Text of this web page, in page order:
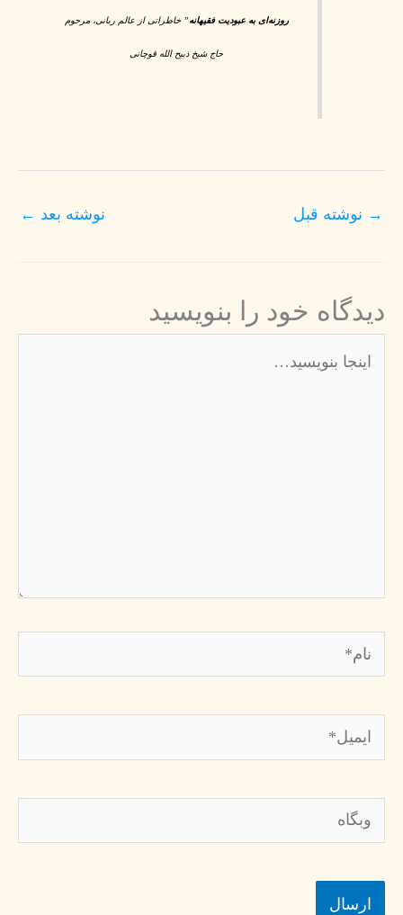
روزنه‌ای به عبودیت فقیهانه” خاطراتی از عالم ربانی، مرحوم
حاج شیخ ذبیح الله قوچانی
→ نوشته قبل نوشته بعد ←
دیدگاه‌ خود را بنویسید
بنویسید…
نام*
ایمیل*
وبگاه